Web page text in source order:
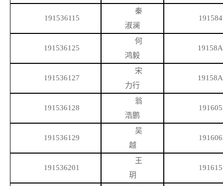
191536115
秦
淑澜
191536125
何
鸿毅
191536127
宋
力行
191536128
翁
浩鹏
191536129
吴
越
191536201
王
玥